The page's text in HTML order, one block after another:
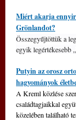
Miért akarja
Grönlandot?
Összegyűjtöttük a
egyik legértékesebb
Putyin az orosz
hagyományok
A Kreml közlése
családtagjaikkal
közelében található